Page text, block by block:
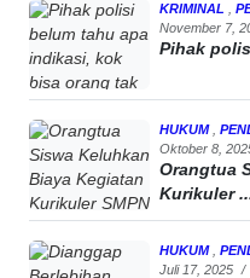
KRIMINAL
November 7,
Pihak
HUKUM
Oktober 8,
Orangtua
Kurikuler
HUKUM
Juli 17, 2025 /